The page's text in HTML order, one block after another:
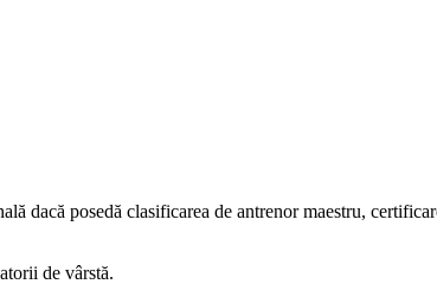
dacă posedă clasificarea de antrenor maestru,
de vârstă.